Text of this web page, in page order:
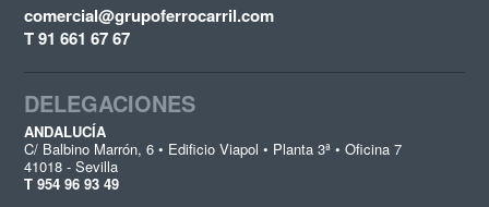
comercial@grupoferrocarril.com
T 91 661 67 67
DELEGACIONES
ANDALUCÍA
C/ Balbino Marrón, 6 • Edificio Viapol • Planta 3ª • Oficina 7
41018 - Sevilla
T 954 96 93 49